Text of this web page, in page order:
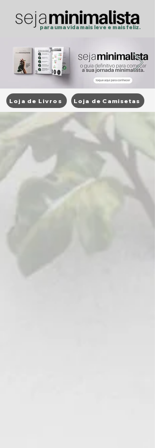
para uma vida mais leve e mais feliz.
Loja de Livros Loja de Camisetas